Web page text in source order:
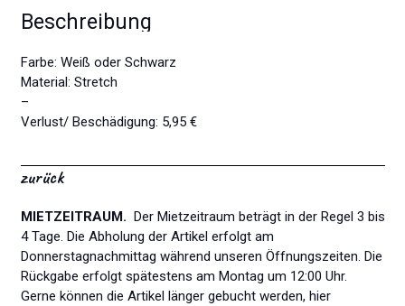
Beschreibung
Farbe: Weiß oder Schwarz
Material: Stretch
–
Verlust/ Beschädigung: 5,95 €
zurück
MIETZEITRAUM. Der Mietzeitraum beträgt in der Regel 3 bis
4 Tage. Die Abholung der Artikel erfolgt am
Donnerstagnachmittag während unseren Öffnungszeiten. Die
Rückgabe erfolgt spätestens am Montag um 12:00 Uhr.
Gerne können die Artikel länger gebucht werden, hier